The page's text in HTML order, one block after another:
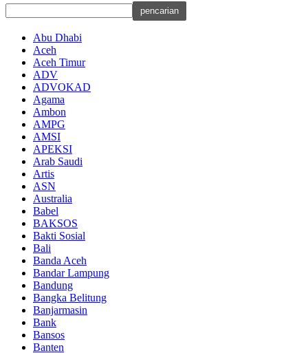
Abu Dhabi
Aceh
Aceh Timur
ADV
ADVOKAD
Agama
Ambon
AMPG
AMSI
APEKSI
Arab Saudi
Artis
ASN
Australia
Babel
BAKSOS
Bakti Sosial
Bali
Banda Aceh
Bandar Lampung
Bandung
Bangka Belitung
Banjarmasin
Bank
Bansos
Banten